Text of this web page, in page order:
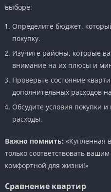
выборе:
Определите бюджет,
покупку.
Изучите районы, которые
внимание на их плюсы и
Проверьте состояние
дополнительных расходов
Обсудите условия покупки
расходы.
Важно помнить: «Купленная
только соответствовать
комфортной для жизни!»
Сравнение квартир